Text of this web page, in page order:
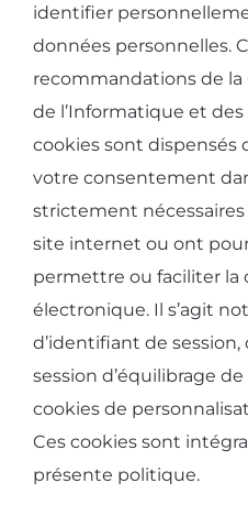
identifier
données personnelles.
recommandations de
de l’Informatique et
cookies sont dispensés
votre consentement
strictement
site internet ou ont
permettre ou faciliter la
électronique. Il s’agit
d’identifiant de
session d’équilibrage
cookies de
Ces cookies sont
présente politique.